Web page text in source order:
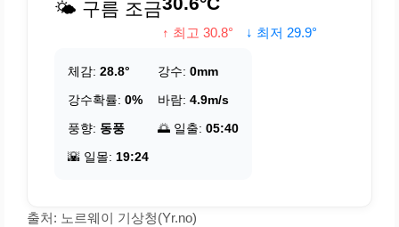
🌤️ 구름 조금
↑ 최고 30.8° ↓ 최저 29.9°
체감: 28.8° 강수: 0mm
강수확률: 0% 바람: 4.9m/s
풍향: 동풍 🌅 일출: 05:40
🌇 일몰: 19:24
출처: 노르웨이 기상청(Yr.no)